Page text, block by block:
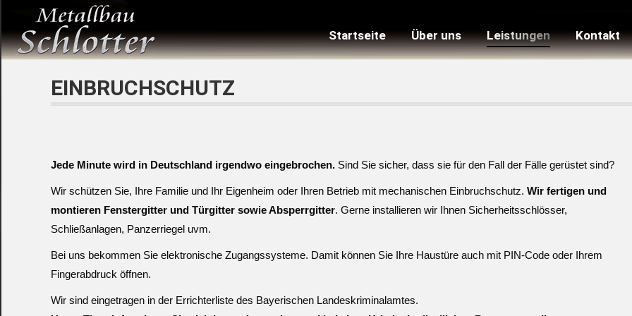
Startseite Über uns Leistungen Kontakt
EINBRUCHSCHUTZ
Jede Minute wird in Deutschland irgendwo eingebrochen. Sind Sie sicher, dass sie für den Fall der Fälle gerüstet sind?
Wir schützen Sie, Ihre Familie und Ihr Eigenheim oder Ihren Betrieb mit mechanischen Einbruchschutz. Wir fertigen und
montieren Fenstergitter und Türgitter sowie Absperrgitter. Gerne installieren wir Ihnen Sicherheitsschlösser,
Schließanlagen, Panzerriegel uvm.
Bei uns bekommen Sie elektronische Zugangssysteme. Damit können Sie Ihre Haustüre auch mit PIN-Code oder Ihrem
Fingerabdruck öffnen.
Wir sind eingetragen in der Errichterliste des Bayerischen Landeskriminalamtes.